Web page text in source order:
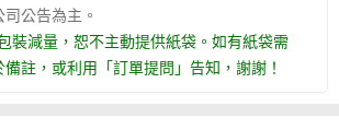
公告為主。
裝減量，恕不主動提供紙袋。如有紙袋需
註，或利用「訂單提問」告知，謝謝！